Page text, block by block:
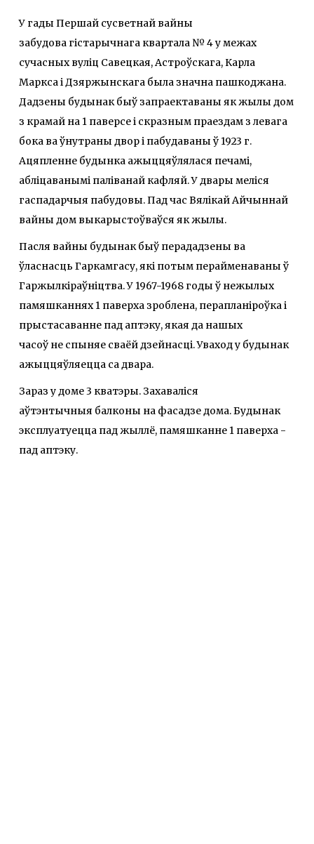
У гады Першай сусветнай вайны
забудова гістарычнага квартала № 4 у межах
сучасных вуліц Савецкая, Астроўскага, Карла
Маркса i Дзяржынскага была значна пашкоджана.
Дадзены будынак быў запраектаваны як жылы дом
з крамай на 1 паверсе i скразным праездам з левага
бока ва ўнутраны двор і пабудаваны ў 1923 г.
Ацяпленне будынка ажыццяўлялася печамі,
абліцаванымі паліванай кафляй. У двары меліся
гаспадарчыя пабудовы. Пад час Вялікай Айчыннай
вайны дом выкарыстоўваўся як жылы.
Пасля вайны будынак быў перададзены ва
ўласнасць Гаркамгасу, які потым перайменаваны ў
Гаржылкіраўніцтва. У 1967-1968 годы ў нежылых
памяшканнях 1 паверха зроблена, перапланіроўка і
прыстасаванне пад аптэку, якая да нашых
часоў не спыняе сваёй дзейнасці. Уваход у будынак
ажыццяўляецца ca двара.
Зараз у доме 3 кватэры. Захаваліся
аўтэнтычныя балконы на фасадзе дома. Будынак
эксплуатуецца пад жыллё, памяшканне 1 паверха -
пад аптэку.